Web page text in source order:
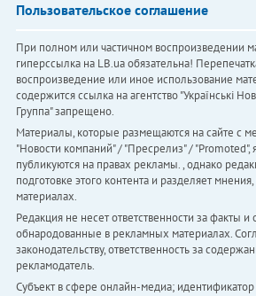
Пользовательское соглашение
При полном или частичном воспроизведении
гиперссылка на LB.ua обязательна!
воспроизведение или иное использование
содержится ссылка на агентство "Українськi
Группа" запрещено.
Материалы, которые размещаются на сайте с
"Новости компаний" / "Пресрелиз" /
публикуются на правах рекламы. , однако
подготовке этого контента и разделяет
материалах.
Редакция не несет ответственности за факты
обнародованные в рекламных материалах.
законодательству, ответственность за
рекламодатель.
Субъект в сфере онлайн-медиа;